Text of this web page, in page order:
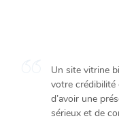
Un site vitrine
votre crédibilité
d’avoir une
sérieux et de